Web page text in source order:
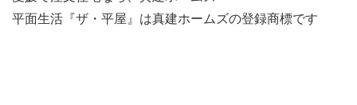
平面生活『ザ・平屋』は真建ホームズの登録商標です